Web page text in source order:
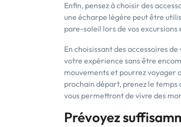
Enfin, pensez à choisir des
une écharpe légère peut être
pare-soleil lors de vos excursions
En choisissant des accessoires
votre expérience sans être
mouvements et pourrez voyager
prochain départ, prenez le
vous permettront de vivre des
Prévoyez